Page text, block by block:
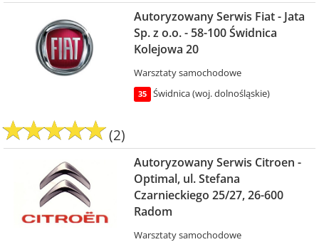
Autoryzowany Serwis Fiat - Jata
Sp. z o.o. - 58-100 Świdnica
Kolejowa 20
Warsztaty samochodowe
35 Świdnica (woj. dolnośląskie)
(2)
Autoryzowany Serwis Citroen -
Optimal, ul. Stefana
Czarnieckiego 25/27, 26-600
Radom
Warsztaty samochodowe